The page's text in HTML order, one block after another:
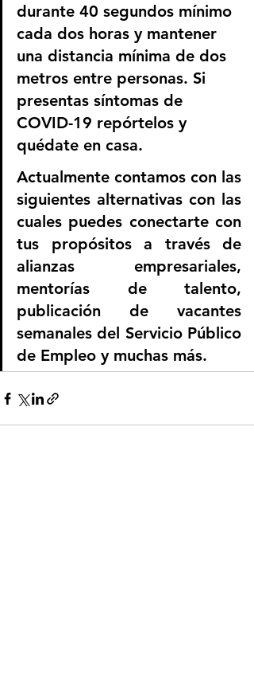
durante 40 segundos mínimo
cada dos horas y mantener
una distancia mínima de dos
metros entre personas. Si
presentas síntomas de
COVID-19 repórtelos y
quédate en casa.
Actualmente contamos con las
siguientes alternativas con las
cuales puedes conectarte con
tus propósitos a través de
alianzas empresariales,
mentorías de talento,
publicación de vacantes
semanales del Servicio Público
de Empleo y muchas más.